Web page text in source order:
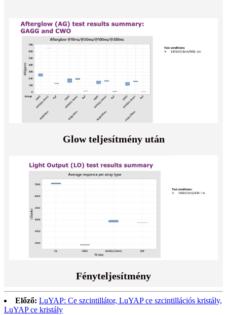
Glow teljesítmény után
Fényteljesítmény
Előző: LuYAP: Ce szcintillátor, LuYAP ce szcintillációs kristály,
LuYAP ce kristály